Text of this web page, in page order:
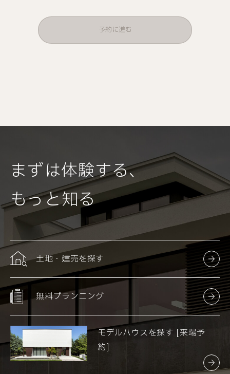
予約に進む
Request
資料を請求する
下記フォームに必要事項を入力し、資料請求ボタンを押してく
ださい。入力いただいた後住所宛に資料を送付いたします。
名
まずは体験する、
もっと知る
土地・建売を探す
無料プランニング
モデルハウスを探す [来場予
約]